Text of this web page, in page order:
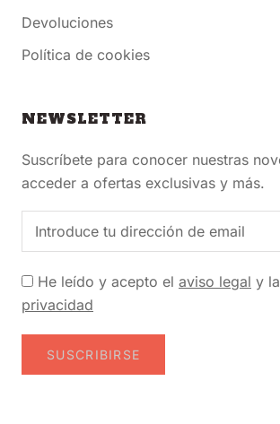
Devoluciones
Política de cookies
NEWSLETTER
Suscríbete para conocer nuestras
acceder a ofertas exclusivas y más.
He leído y acepto el aviso legal y la
privacidad
SUSCRIBIRSE